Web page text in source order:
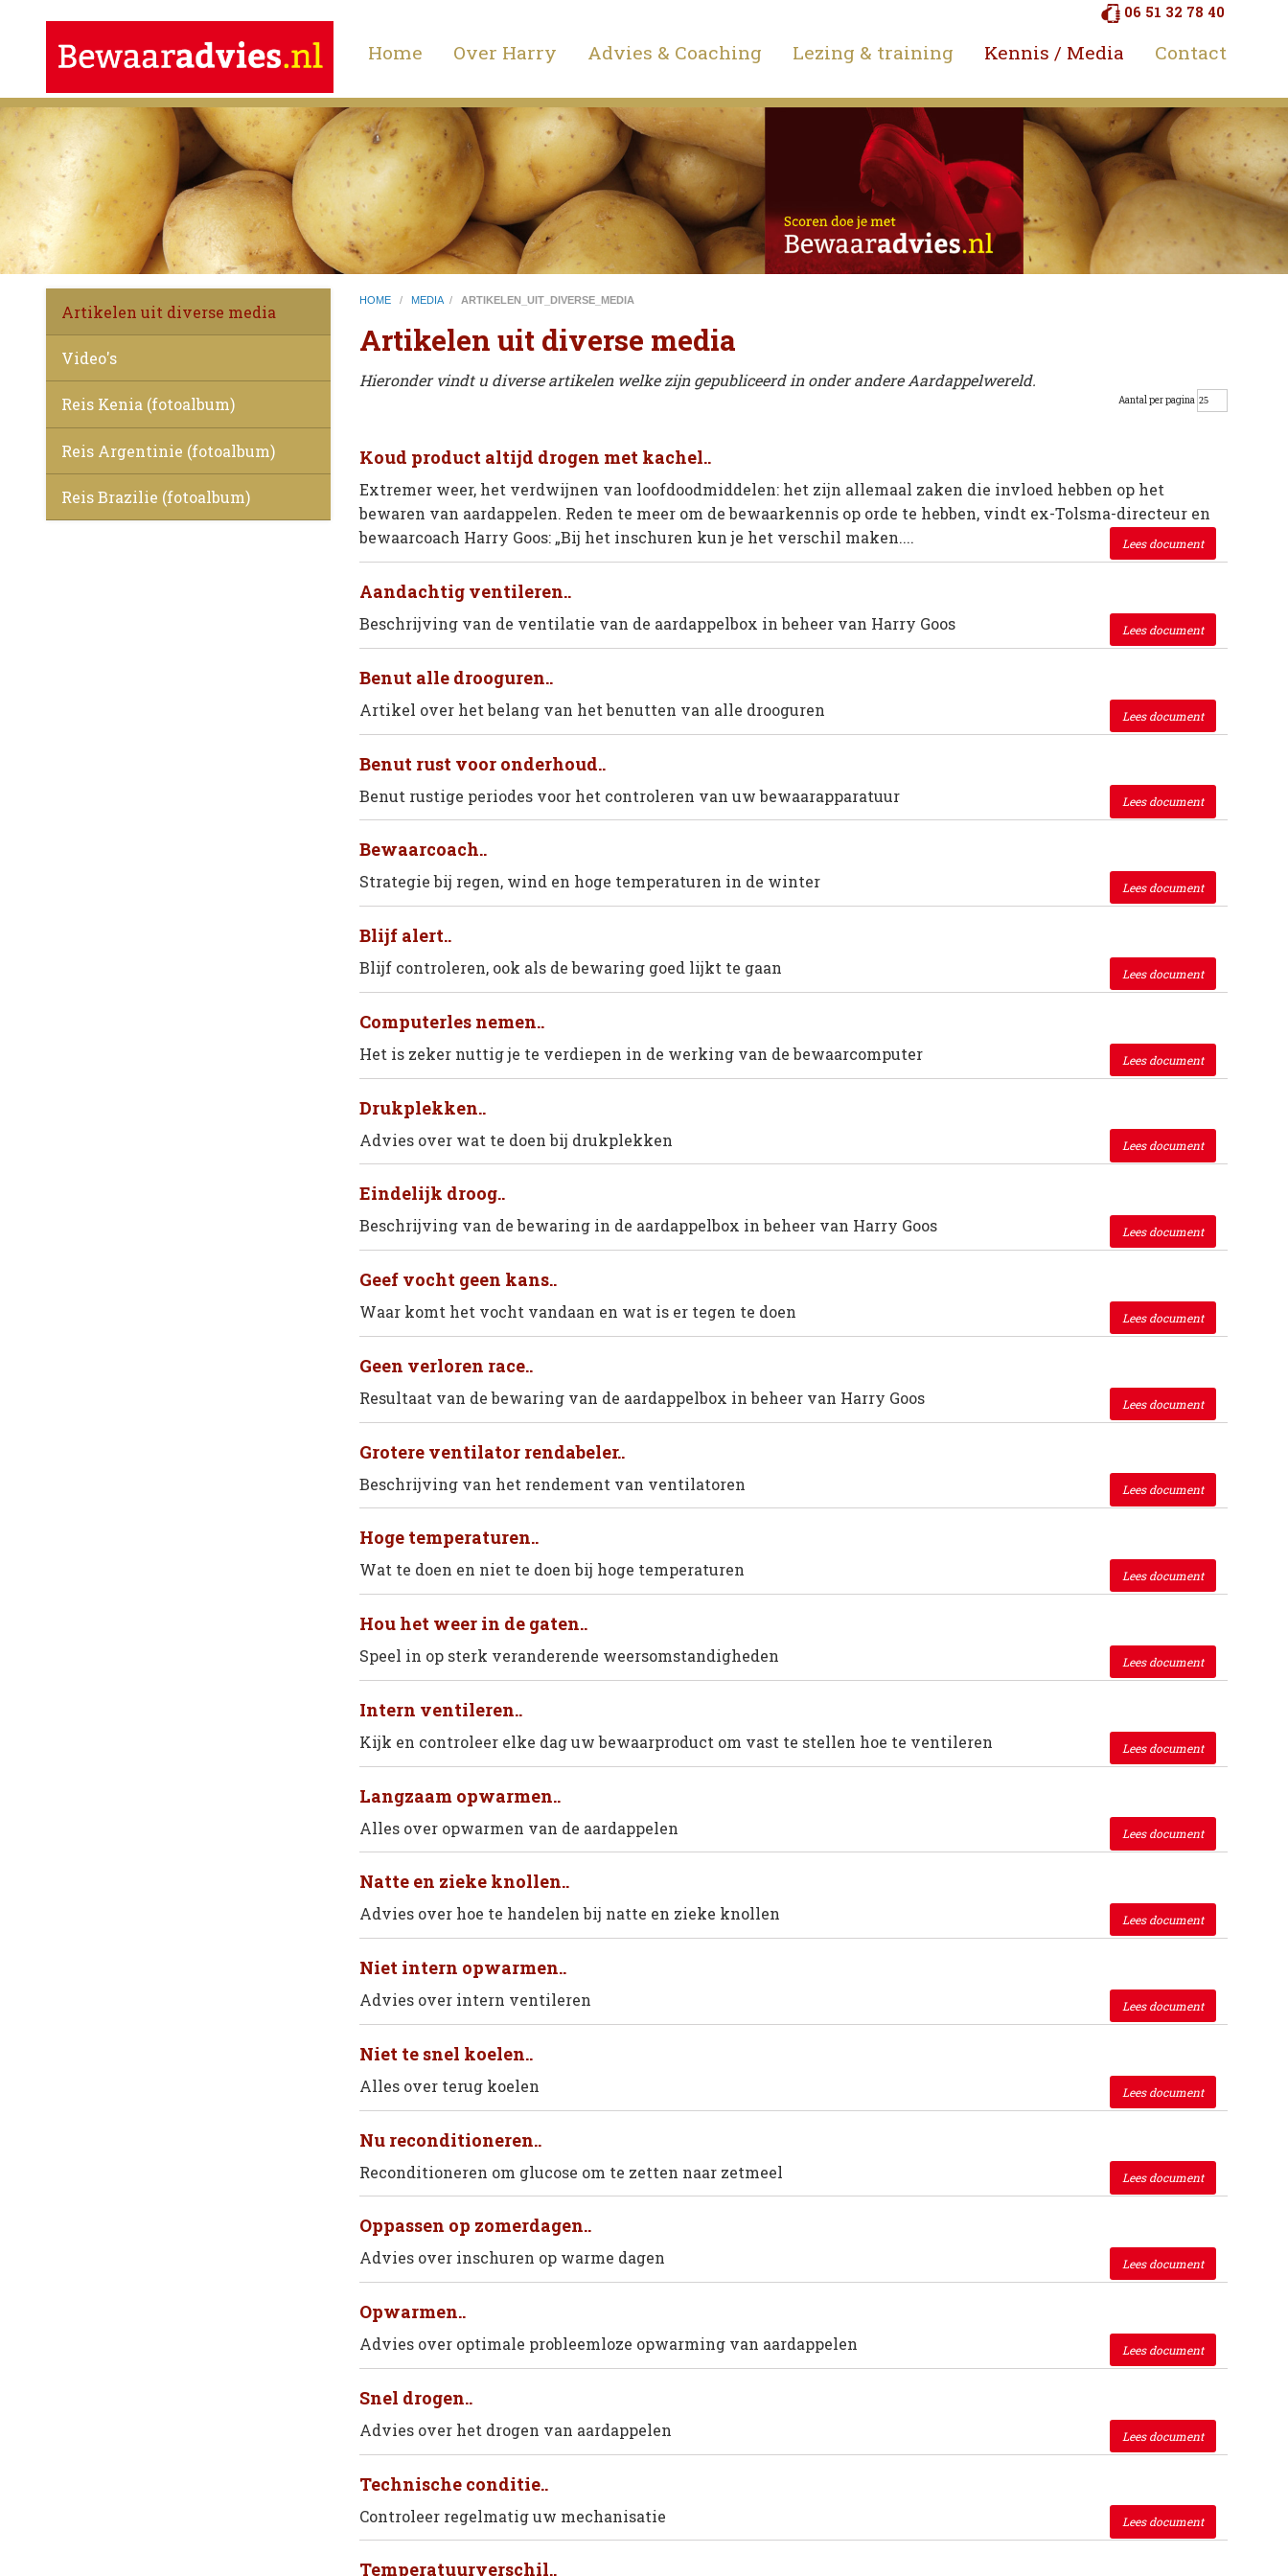
06 51 32 78 40
Home Over Harry Advies & Coaching Lezing & training Kennis / Media Contact
Artikelen uit diverse media
Video's
Reis Kenia (fotoalbum)
Reis Argentinie (fotoalbum)
Reis Brazilie (fotoalbum)
HOME / MEDIA/ ARTIKELEN_UIT_DIVERSE_MEDIA
Artikelen uit diverse media
Hieronder vindt u diverse artikelen welke zijn gepubliceerd in onder andere Aardappelwereld.
Aantal per pagina
Koud product altijd drogen met kachel..
Extremer weer, het verdwijnen van loofdoodmiddelen: het zijn allemaal zaken die invloed hebben op het
bewaren van aardappelen. Reden te meer om de bewaarkennis op orde te hebben, vindt ex-Tolsma-directeur en
bewaarcoach Harry Goos: „Bij het inschuren kun je het verschil maken....
Lees document
Aandachtig ventileren..
Beschrijving van de ventilatie van de aardappelbox in beheer van Harry Goos Lees document
Benut alle drooguren..
Artikel over het belang van het benutten van alle drooguren Lees document
Benut rust voor onderhoud..
Benut rustige periodes voor het controleren van uw bewaarapparatuur Lees document
Bewaarcoach..
Strategie bij regen, wind en hoge temperaturen in de winter Lees document
Blijf alert..
Blijf controleren, ook als de bewaring goed lijkt te gaan Lees document
Computerles nemen..
Het is zeker nuttig je te verdiepen in de werking van de bewaarcomputer Lees document
Drukplekken..
Advies over wat te doen bij drukplekken Lees document
Eindelijk droog..
Beschrijving van de bewaring in de aardappelbox in beheer van Harry Goos Lees document
Geef vocht geen kans..
Waar komt het vocht vandaan en wat is er tegen te doen Lees document
Geen verloren race..
Resultaat van de bewaring van de aardappelbox in beheer van Harry Goos Lees document
Grotere ventilator rendabeler..
Beschrijving van het rendement van ventilatoren Lees document
Hoge temperaturen..
Wat te doen en niet te doen bij hoge temperaturen Lees document
Hou het weer in de gaten..
Speel in op sterk veranderende weersomstandigheden Lees document
Intern ventileren..
Kijk en controleer elke dag uw bewaarproduct om vast te stellen hoe te ventileren Lees document
Langzaam opwarmen..
Alles over opwarmen van de aardappelen Lees document
Natte en zieke knollen..
Advies over hoe te handelen bij natte en zieke knollen Lees document
Niet intern opwarmen..
Advies over intern ventileren Lees document
Niet te snel koelen..
Alles over terug koelen Lees document
Nu reconditioneren..
Reconditioneren om glucose om te zetten naar zetmeel Lees document
Oppassen op zomerdagen..
Advies over inschuren op warme dagen Lees document
Opwarmen..
Advies over optimale probleemloze opwarming van aardappelen Lees document
Snel drogen..
Advies over het drogen van aardappelen Lees document
Technische conditie..
Controleer regelmatig uw mechanisatie Lees document
Temperatuurverschil..